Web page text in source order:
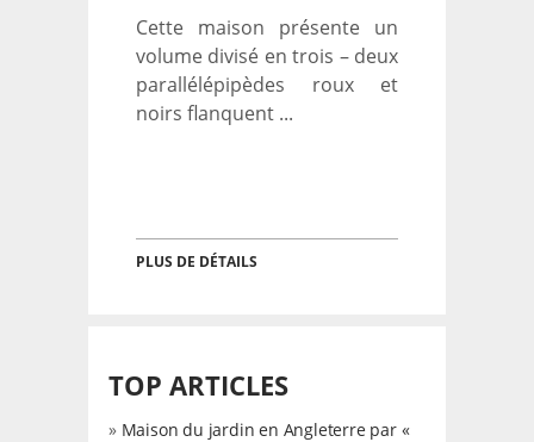
Cette maison présente un
volume divisé en trois – deux
parallélépipèdes roux et
noirs flanquent ...
PLUS DE DÉTAILS
TOP ARTICLES
» Maison du jardin en Angleterre par «